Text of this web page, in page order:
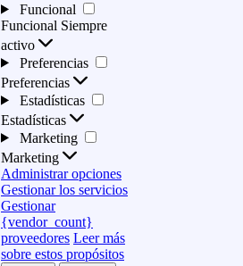
Funcional
Funcional Siempre
activo
Preferencias
Preferencias
Estadísticas
Estadísticas
Marketing
Marketing
Administrar opciones
Gestionar los servicios
Gestionar
{vendor_count}
proveedores Leer más
sobre estos propósitos